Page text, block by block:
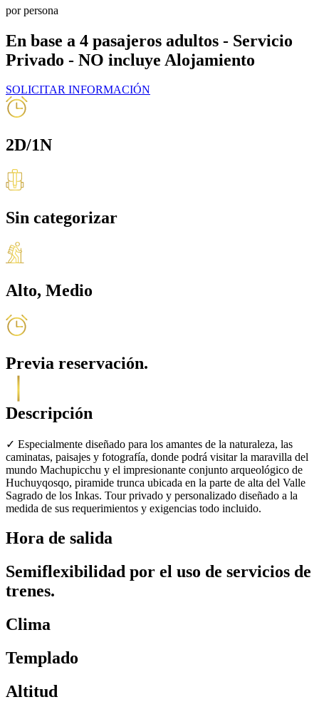
por persona
En base a 4 pasajeros adultos - Servicio
Privado - NO incluye Alojamiento
SOLICITAR INFORMACIÓN
2D/1N
Sin categorizar
Alto, Medio
Previa reservación.
Descripción
✓ Especialmente diseñado para los amantes de la naturaleza, las
caminatas, paisajes y fotografía, donde podrá visitar la maravilla del
mundo Machupicchu y el impresionante conjunto arqueológico de
Huchuyqosqo, piramide trunca ubicada en la parte de alta del Valle
Sagrado de los Inkas. Tour privado y personalizado diseñado a la
medida de sus requerimientos y exigencias todo incluido.
Hora de salida
Semiflexibilidad por el uso de servicios de
trenes.
Clima
Templado
Altitud